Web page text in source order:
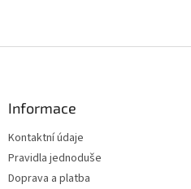
Informace
Kontaktní údaje
Pravidla jednoduše
Doprava a platba